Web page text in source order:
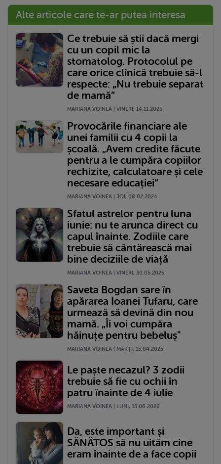
Alte articole care te-ar putea interesa
Ce trebuie să știi dacă mergi
cu un copil mic la
stomatolog. Protocolul pe
care orice clinică trebuie să-l
respecte: „Nu trebuie separat
de mamă”
MARIANA VOINEA | VINERI, 14.11.2025
Provocările financiare ale
unei familii cu 4 copii la
școală. „Avem credite făcute
pentru a le cumpăra copiilor
rechizite, calculatoare și cele
necesare educației”
MARIANA VOINEA | JOI, 08.02.2024
Sfatul astrelor pentru luna
iunie: nu te arunca direct cu
capul înainte. Zodiile care
trebuie să cântărească mai
bine deciziile de viață
MARIANA VOINEA | VINERI, 30.05.2025
Saveta Bogdan sare în
apărarea Ioanei Tufaru, care
urmează să devină din nou
mamă. „Îi voi cumpăra
hăinuțe pentru bebeluș"
MARIANA VOINEA | MARŢI, 15.04.2025
Le paște necazul? 3 zodii
trebuie să fie cu ochii în
patru înainte de 4 iulie
MARIANA VOINEA | LUNI, 15.06.2026
Da, este important și
SĂNĂTOS să nu uităm cine
eram înainte de a face copii